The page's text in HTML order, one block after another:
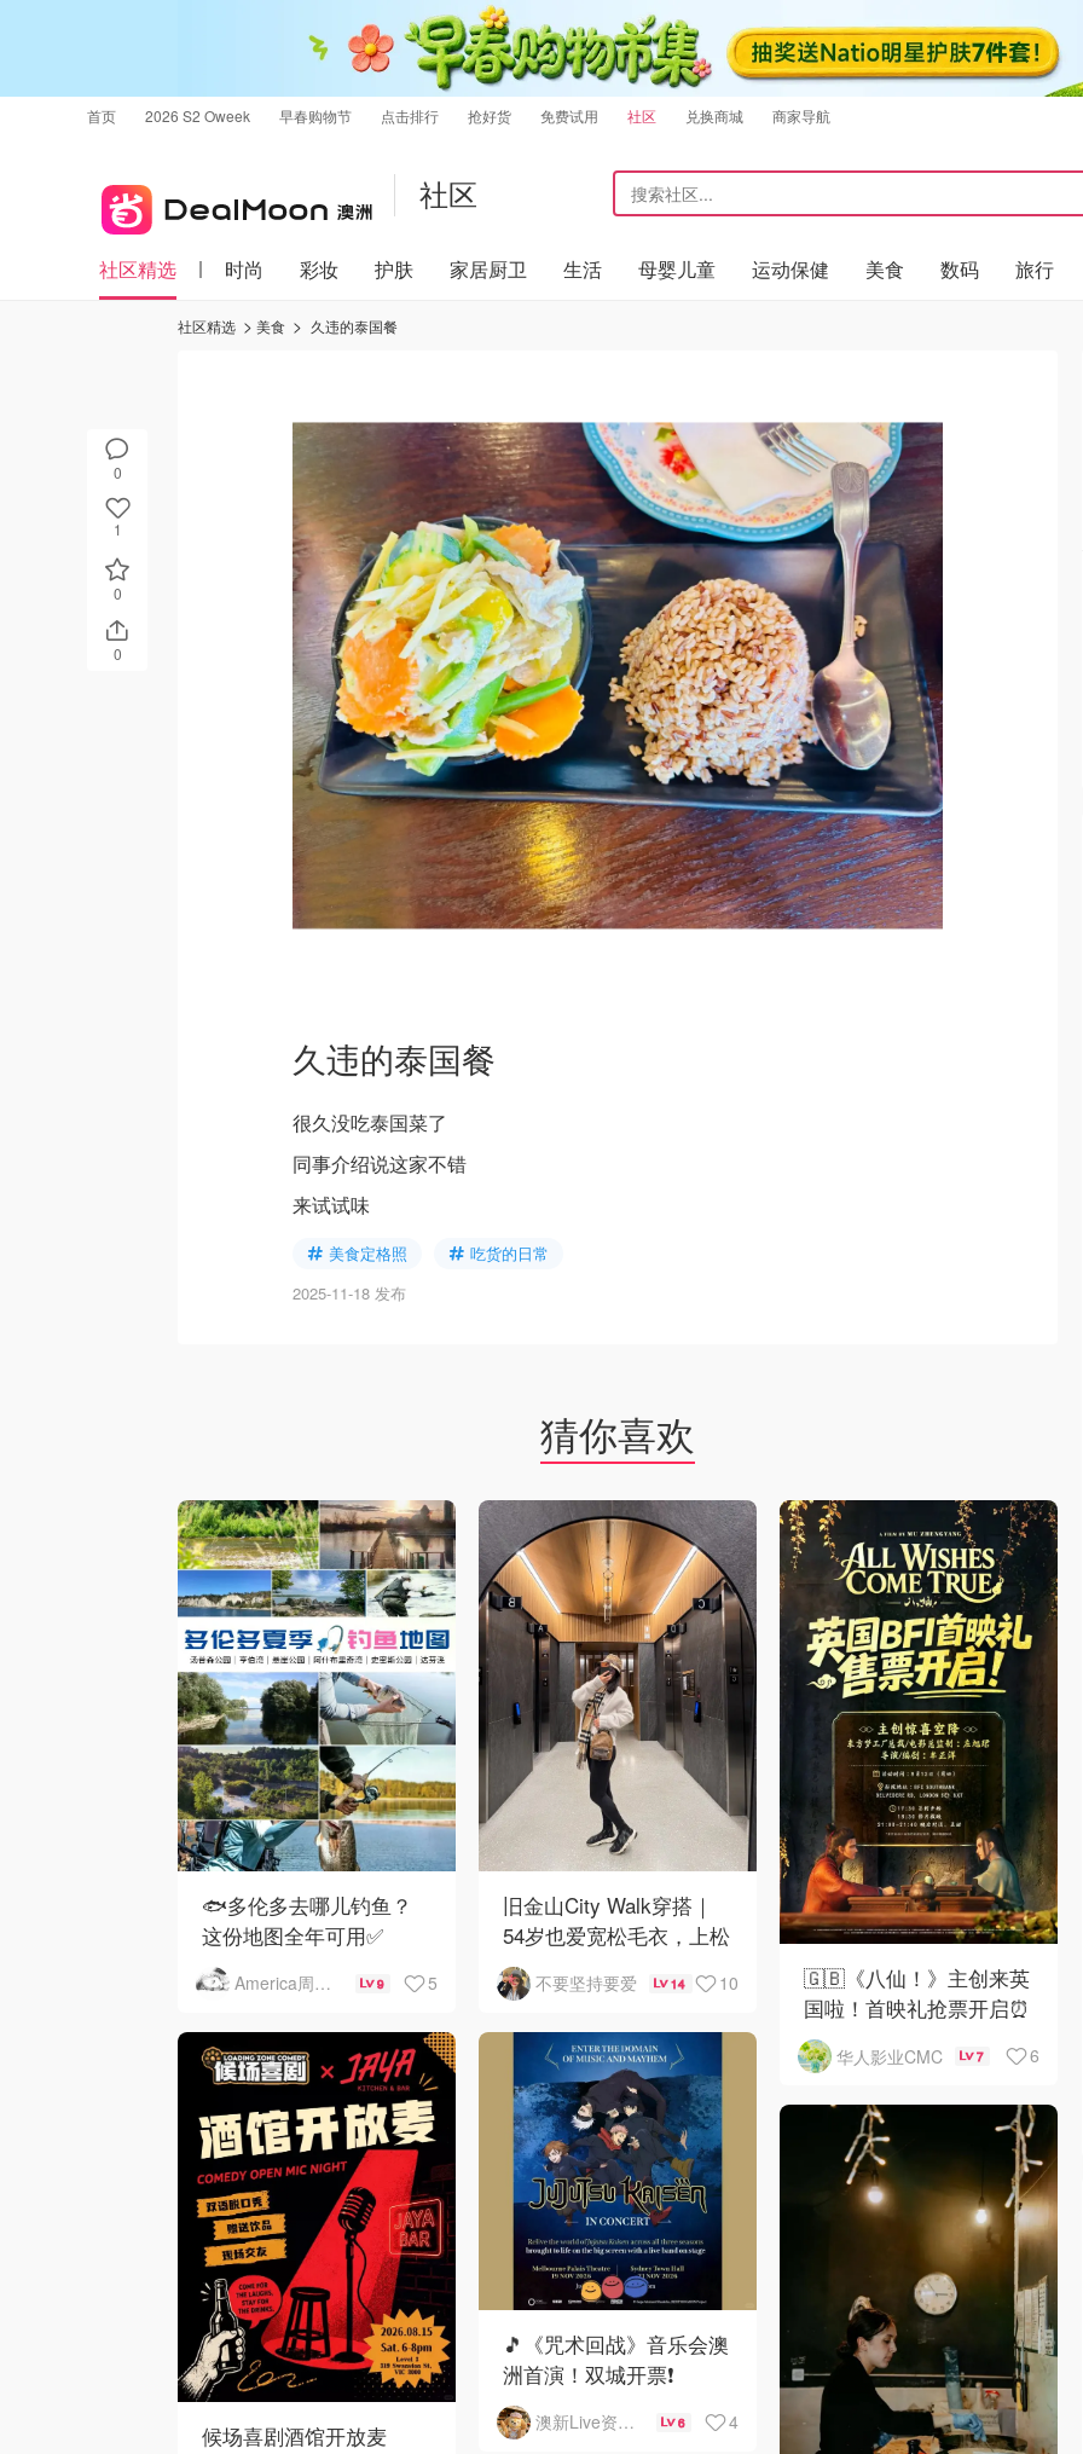
首页 2026 S2 Oweek 早春购物节 点击排行 抢好货 免费试用 社区 兑换商城 商家导航
社区
社区精选 时尚 彩妆 护肤 家居厨卫 生活 母婴儿童 运动保健 美食 数码 旅行
0
1
0
0
社区精选 美食 久违的泰国餐
久违的泰国餐
很久没吃泰国菜了
同事介绍说这家不错
来试试味
美食定格照
吃货的日常
2025-11-18 发布
猜你喜欢
🐟多伦多去哪儿钓鱼？
这份地图全年可用✅
America周末快讯 9 5
旧金山City Walk穿搭｜
54岁也爱宽松毛衣，上松
下紧真的很救比例
不要坚持要爱 14 10
🇬🇧《八仙！》主创来英
国啦！首映礼抢票开启⏰
华人影业CMC 7 6
候场喜剧酒馆开放麦
🎵《咒术回战》音乐会澳
洲首演！双城开票❗️
澳新Live资讯站 6 4